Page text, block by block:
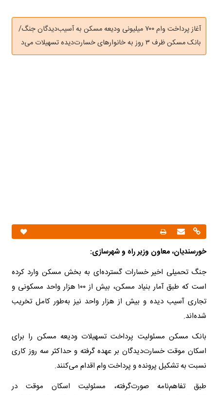
آغاز پرداخت وام ۷۰۰ میلیونی ودیعه مسکن به آسیب‌دیدگان جنگ/
بانک مسکن ظرف ۳ روز به خانوار‌های خسارت‌دیده تسهیلات می‌د
خورسندیان، معاون وزیر راه و شهرسازی:
جنگ تحمیلی اخیر خسارات گسترده‌ای به بخش مسکن وارد کرده
است که طبق آمار بنیاد مسکن، بیش از ۱۰۰ هزار واحد مسکونی و
تجاری آسیب دیده و بیش از هزار واحد نیز به‌طور کامل تخریب
شده‌اند.
بانک مسکن مسئولیت پرداخت تسهیلات ودیعه مسکن را برای
اسکان موقت خسارت‌دیدگان بر عهده گرفته و حداکثر سه روز کاری
نسبت به تشکیل پرونده و پرداخت وام اقدام می‌کنند.
طبق تفاهم‌نامه صورت‌گرفته، مسئولیت اسکان موقت در